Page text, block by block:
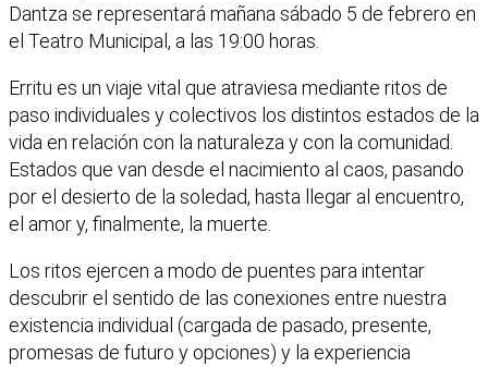
Dantza se representará mañana sábado 5 de febrero en
el Teatro Municipal, a las 19:00 horas.
Erritu es un viaje vital que atraviesa mediante ritos de
paso individuales y colectivos los distintos estados de la
vida en relación con la naturaleza y con la comunidad.
Estados que van desde el nacimiento al caos, pasando
por el desierto de la soledad, hasta llegar al encuentro,
el amor y, finalmente, la muerte.
Los ritos ejercen a modo de puentes para intentar
descubrir el sentido de las conexiones entre nuestra
existencia individual (cargada de pasado, presente,
promesas de futuro y opciones) y la experiencia